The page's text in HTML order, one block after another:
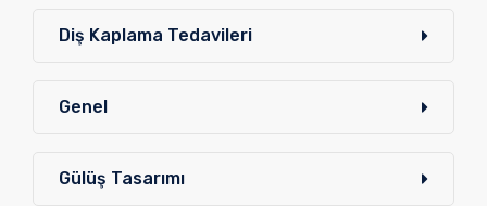
Diş Kaplama Tedavileri
Genel
Gülüş Tasarımı